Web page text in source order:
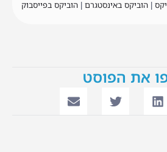
| הוביקס באינסטגרם| הוביקס בפייסבוק
את הפוסט